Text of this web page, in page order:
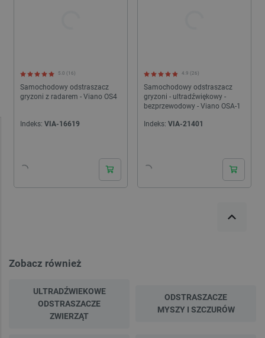
Samochodowy odstraszacz
gryzoni z radarem - Viano OS4
5.0 (16)
Indeks: VIA-16619
Samochodowy odstraszacz
gryzoni - ultradźwiękowy -
bezprzewodowy - Viano OSA-1
4.9 (26)
Indeks: VIA-21401
Zobacz również
ULTRADŹWIEKOWE
ODSTRASZACZE
ZWIERZĄT
ODSTRASZACZE
MYSZY I SZCZURÓW